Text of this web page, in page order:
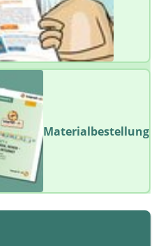
Materialbestellung